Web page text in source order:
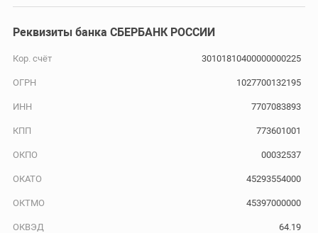
Реквизиты банка СБЕРБАНК РОССИИ
Кор. счёт 30101810400000000225
ОГРН 1027700132195
ИНН 7707083893
КПП 773601001
ОКПО 00032537
ОКАТО 45293554000
ОКТМО 45397000000
ОКВЭД 64.19